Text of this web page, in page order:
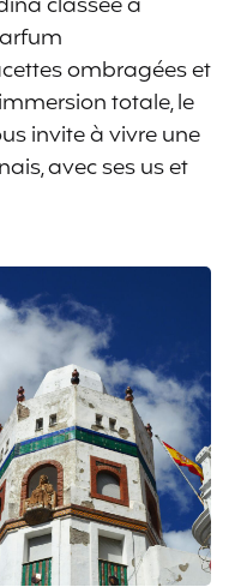
ombragées et
totale, le
invite à vivre une
avec ses us et